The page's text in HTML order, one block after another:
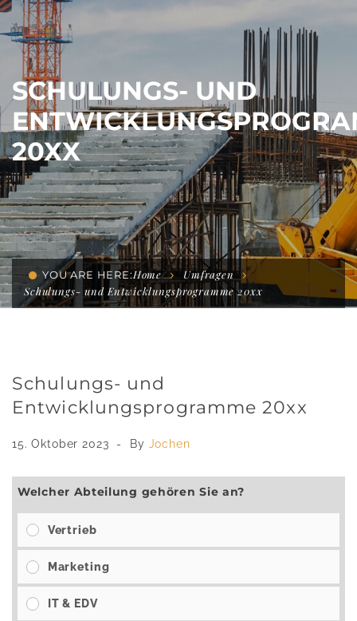
SCHULUNGS- UND
20XX
YOU ARE HERE:Home
Umfragen
Schulungs- und Entwicklungsprogramme 20xx
Schulungs- und
Entwicklungsprogramme 20xx
15. Oktober 2023 By Jochen
Welcher Abteilung gehören Sie an?
Vertrieb
Marketing
IT & EDV